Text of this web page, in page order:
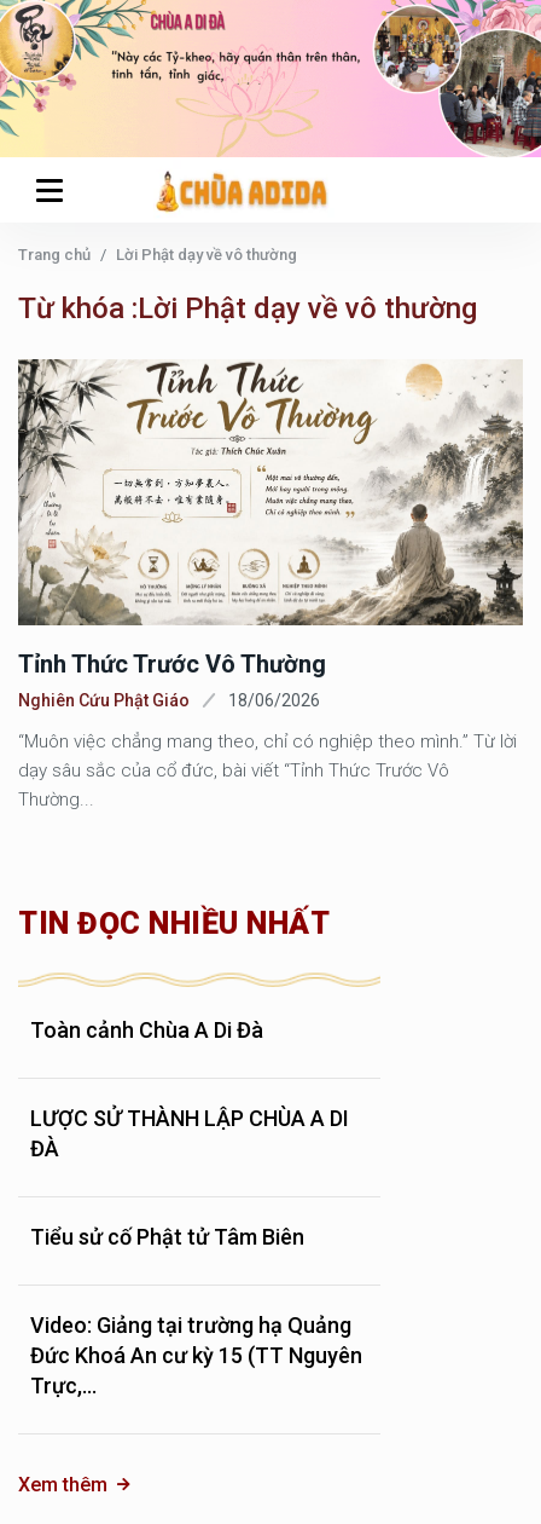
Trang chủ Lời Phật dạy về vô thường
Từ khóa :Lời Phật dạy về vô thường
Tỉnh Thức Trước Vô Thường
Nghiên Cứu Phật Giáo 18/06/2026
“Muôn việc chẳng mang theo, chỉ có nghiệp theo mình.” Từ lời
dạy sâu sắc của cổ đức, bài viết “Tỉnh Thức Trước Vô
Thường...
TIN ĐỌC NHIỀU NHẤT
Toàn cảnh Chùa A Di Đà
LƯỢC SỬ THÀNH LẬP CHÙA A DI
ĐÀ
Tiểu sử cố Phật tử Tâm Biên
Video: Giảng tại trường hạ Quảng
Đức Khoá An cư kỳ 15 (TT Nguyên
Trực,...
Xem thêm